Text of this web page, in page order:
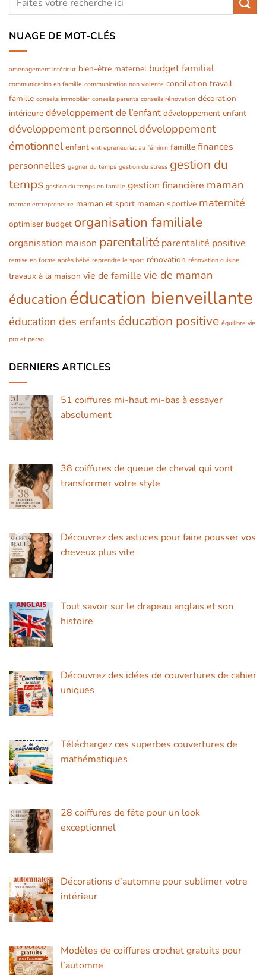
NUAGE DE MOT-CLÉS
aménagement intérieur bien-être maternel budget familial
communication en famille communication non violente conciliation travail
famille conseils immobilier conseils parents conseils rénovation décoration
intérieure développement de l’enfant développement enfant
développement personneldéveloppement
émotionnel enfant entrepreneuriat au féminin famille finances
personnelles gagner du temps gestion du stress gestion du
temps gestion du temps en famille gestion financière maman
maman entrepreneure maman et sport maman sportive maternité
optimiser budget organisation familiale
organisation maison parentalité parentalité positive
remise en forme après bébé reprendre le sport rénovation rénovation cuisine
travaux à la maison vie de famille vie de maman
éducation éducation bienveillante
éducation des enfants éducation positive équilibre vie
pro et perso
DERNIERS ARTICLES
51 coiffures mi-haut mi-bas à essayer
absolument
38 coiffures de queue de cheval qui vont
transformer votre style
Découvrez des astuces pour faire pousser vos
cheveux plus vite
Tout savoir sur le drapeau anglais et son
histoire
Découvrez des idées de couvertures de cahier
uniques
Téléchargez ces superbes couvertures de
mathématiques
28 coiffures de fête pour un look
exceptionnel
Décorations d’automne pour sublimer votre
intérieur
Modèles de coiffures crochet gratuits pour
l’automne